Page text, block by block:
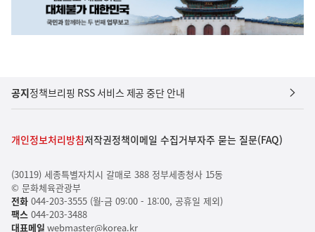
공지정책브리핑 RSS 서비스 제공 중단 안내
개인정보처리방침저작권정책이메일 수집거부자주 묻는 질문(FAQ)
(30119) 세종특별자치시 갈매로 388 정부세종청사 15동
© 문화체육관광부
전화044-203-3555 (월-금 09:00 - 18:00, 공휴일 제외)
팩스044-203-3488
대표메일 webmaster@korea.kr